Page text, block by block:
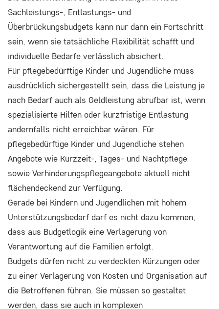
Sachleistungs-, Entlastungs- und
Überbrückungsbudgets kann nur dann ein Fortschritt
sein, wenn sie tatsächliche Flexibilität schafft und
individuelle Bedarfe verlässlich absichert.
Für pflegebedürftige Kinder und Jugendliche muss
ausdrücklich sichergestellt sein, dass die Leistung je
nach Bedarf auch als Geldleistung abrufbar ist, wenn
spezialisierte Hilfen oder kurzfristige Entlastung
andernfalls nicht erreichbar wären. Für
pflegebedürftige Kinder und Jugendliche stehen
Angebote wie Kurzzeit-, Tages- und Nachtpflege
sowie Verhinderungspflegeangebote aktuell nicht
flächendeckend zur Verfügung.
Gerade bei Kindern und Jugendlichen mit hohem
Unterstützungsbedarf darf es nicht dazu kommen,
dass aus Budgetlogik eine Verlagerung von
Verantwortung auf die Familien erfolgt.
Budgets dürfen nicht zu verdeckten Kürzungen oder
zu einer Verlagerung von Kosten und Organisation auf
die Betroffenen führen. Sie müssen so gestaltet
werden, dass sie auch in komplexen